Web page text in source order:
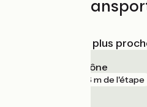
Trains et
Gares SNCF les plus
Chasse-sur-Rhône
306 m de l'étape